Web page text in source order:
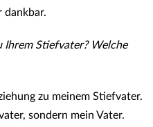
dankbar.
Ihrem Stiefvater? Welche
zu meinem Stiefvater.
sondern mein Vater.